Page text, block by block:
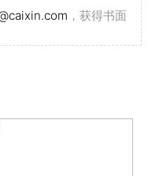
，获得书面